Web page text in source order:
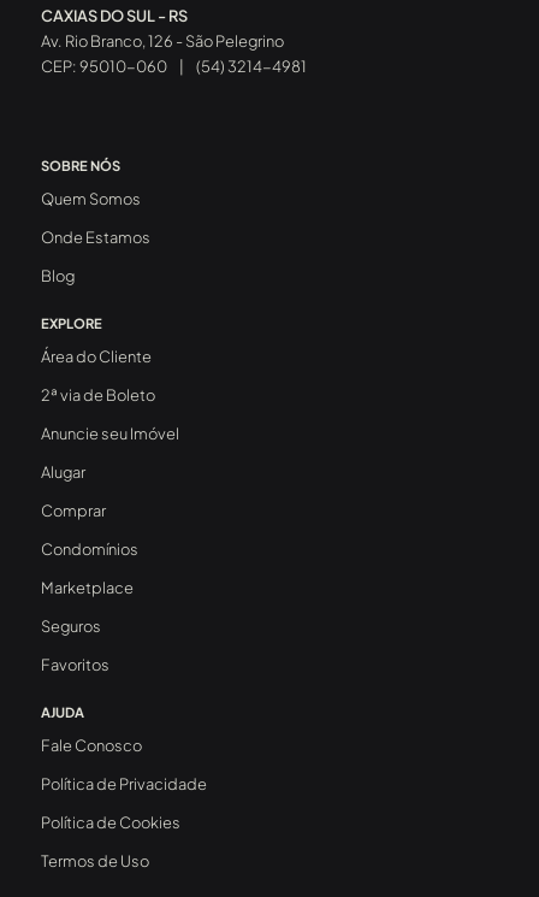
CAXIAS DO SUL - RS
Av. Rio Branco, 126 - São Pelegrino
CEP: 95010-060
(54) 3214-4981
SOBRE NÓS
Quem Somos
Onde Estamos
Blog
EXPLORE
Área do Cliente
2ª via de Boleto
Anuncie seu Imóvel
Alugar
Comprar
Condomínios
Marketplace
Seguros
Favoritos
AJUDA
Fale Conosco
Política de Privacidade
Política de Cookies
Termos de Uso